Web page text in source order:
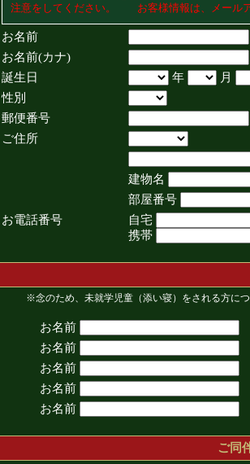
注意をしてください。 お客様情報は、メール
お名前
お名前(カナ)
誕生日
年
月
性別
郵便番号
ご住所
建物名
部屋番号
お電話番号
自宅
携帯
※念のため、未就学児童（添い寝）をされる方に
お名前
お名前
お名前
お名前
お名前
ご同